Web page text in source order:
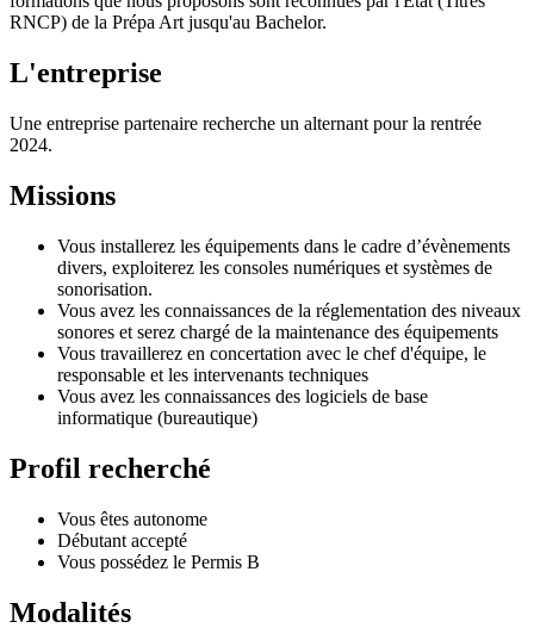
RNCP) de la Prépa Art jusqu'au Bachelor.
L'entreprise
Une entreprise partenaire recherche un alternant pour la rentrée
2024.
Missions
Vous installerez les équipements dans le cadre d’évènements
divers, exploiterez les consoles numériques et systèmes de
sonorisation.
Vous avez les connaissances de la réglementation des niveaux
sonores et serez chargé de la maintenance des équipements
Vous travaillerez en concertation avec le chef d'équipe, le
responsable et les intervenants techniques
Vous avez les connaissances des logiciels de base
informatique (bureautique)
Profil recherché
Vous êtes autonome
Débutant accepté
Vous possédez le Permis B
Modalités